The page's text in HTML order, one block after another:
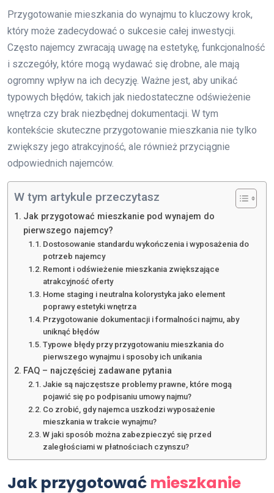
Przygotowanie mieszkania do wynajmu to kluczowy krok,
który może zadecydować o sukcesie całej inwestycji.
Często najemcy zwracają uwagę na estetykę, funkcjonalność
i szczegóły, które mogą wydawać się drobne, ale mają
ogromny wpływ na ich decyzję. Ważne jest, aby unikać
typowych błędów, takich jak niedostateczne odświeżenie
wnętrza czy brak niezbędnej dokumentacji. W tym
kontekście skuteczne przygotowanie mieszkania nie tylko
zwiększy jego atrakcyjność, ale również przyciągnie
odpowiednich najemców.
W tym artykule przeczytasz
Jak przygotować mieszkanie pod wynajem do
pierwszego najemcy?
Dostosowanie standardu wykończenia i wyposażenia do
potrzeb najemcy
Remont i odświeżenie mieszkania zwiększające
atrakcyjność oferty
Home staging i neutralna kolorystyka jako element
poprawy estetyki wnętrza
Przygotowanie dokumentacji i formalności najmu, aby
uniknąć błędów
Typowe błędy przy przygotowaniu mieszkania do
pierwszego wynajmu i sposoby ich unikania
FAQ – najczęściej zadawane pytania
Jakie są najczęstsze problemy prawne, które mogą
pojawić się po podpisaniu umowy najmu?
Co zrobić, gdy najemca uszkodzi wyposażenie
mieszkania w trakcie wynajmu?
W jaki sposób można zabezpieczyć się przed
zaległościami w płatnościach czynszu?
Jak przygotować mieszkanie